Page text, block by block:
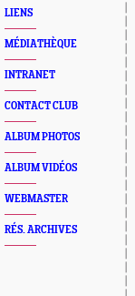
LIENS
MÉDIATHÈQUE
INTRANET
CONTACT CLUB
ALBUM PHOTOS
ALBUM VIDÉOS
WEBMASTER
RÉS. ARCHIVES